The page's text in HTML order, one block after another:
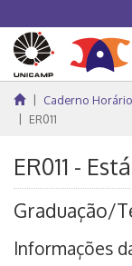
Caderno
ER011
ER011 -
Graduação/
Informações